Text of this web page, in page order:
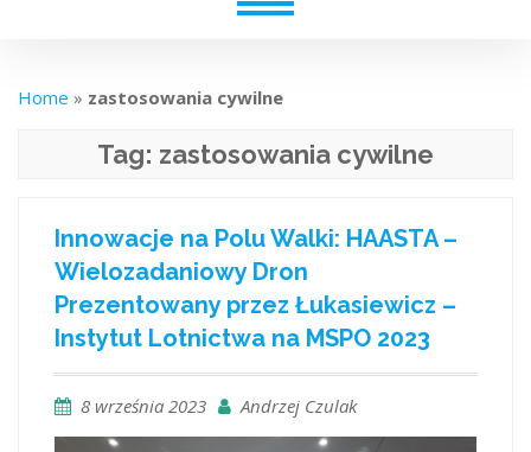
Home » zastosowania cywilne
Tag: zastosowania cywilne
Innowacje na Polu Walki: HAASTA –
Wielozadaniowy Dron
Prezentowany przez Łukasiewicz –
Instytut Lotnictwa na MSPO 2023
8 września 2023 Andrzej Czulak